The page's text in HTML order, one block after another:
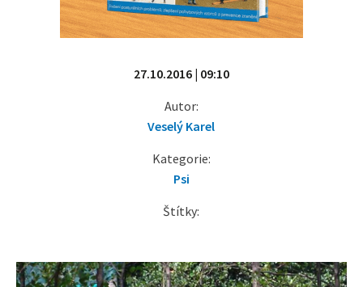
27.10.2016 | 09:10
Autor:
Veselý Karel
Kategorie:
Psi
Štítky: